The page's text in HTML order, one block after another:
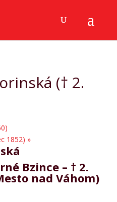
(† 2.
1852) »
Bzince – † 2.
nad Váhom)